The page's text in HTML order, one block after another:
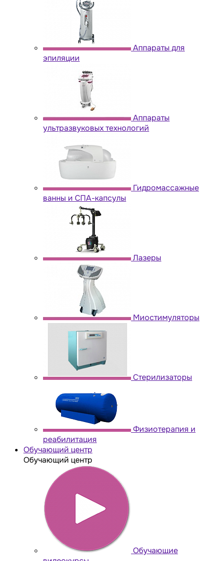
Аппараты для
эпиляции
Аппараты
ультразвуковых технологий
Гидромассажные
ванны и СПА-капсулы
Лазеры
Миостимуляторы
Стерилизаторы
Физиотерапия и
реабилитация
Обучающий центр
Обучающий центр
Обучающие